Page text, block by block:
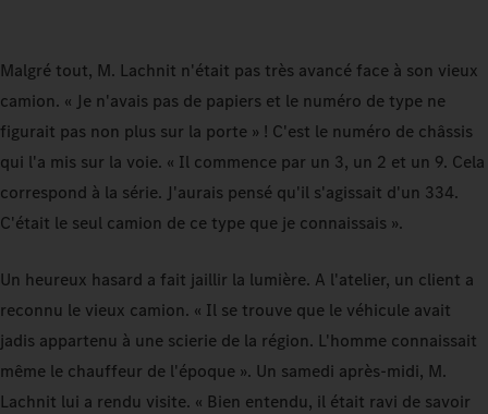
Malgré tout, M. Lachnit n'était pas très avancé face à son vieux
camion. « Je n'avais pas de papiers et le numéro de type ne
figurait pas non plus sur la porte » ! C'est le numéro de châssis
qui l'a mis sur la voie. « Il commence par un 3, un 2 et un 9. Cela
correspond à la série. J'aurais pensé qu'il s'agissait d'un 334.
C'était le seul camion de ce type que je connaissais ».
Un heureux hasard a fait jaillir la lumière. A l'atelier, un client a
reconnu le vieux camion. « Il se trouve que le véhicule avait
jadis appartenu à une scierie de la région. L'homme connaissait
même le chauffeur de l'époque ». Un samedi après-midi, M.
Lachnit lui a rendu visite. « Bien entendu, il était ravi de savoir